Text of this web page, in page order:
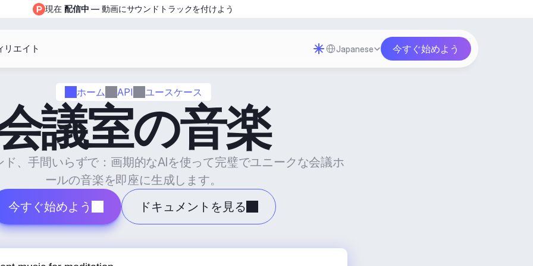
ホーム API ユースケース
議室の音楽
、手間いらずで：画期的なAIを使って完璧でユニークな会議ホ
ールの音楽を即座に生成します。
今すぐ始めよう
ドキュメントを見る
現在 配信中 — 動画にサウンドトラックを付けよう
リエイト Select Language
Japanese 今すぐ始めよう